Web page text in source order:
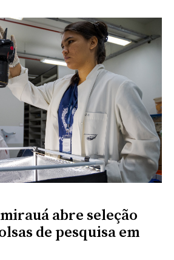
abre seleção
de pesquisa em